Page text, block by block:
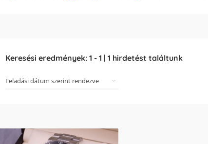
Keresési eredmények: 1 - 1 | 1 hirdetést találtunk